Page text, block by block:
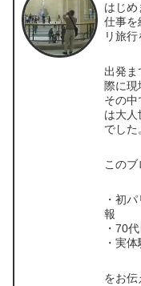
はじめ
仕事を
リ旅行
出発
際に現
その中
は大人
でした
このブ
・初
報
・70
・実
をお伝